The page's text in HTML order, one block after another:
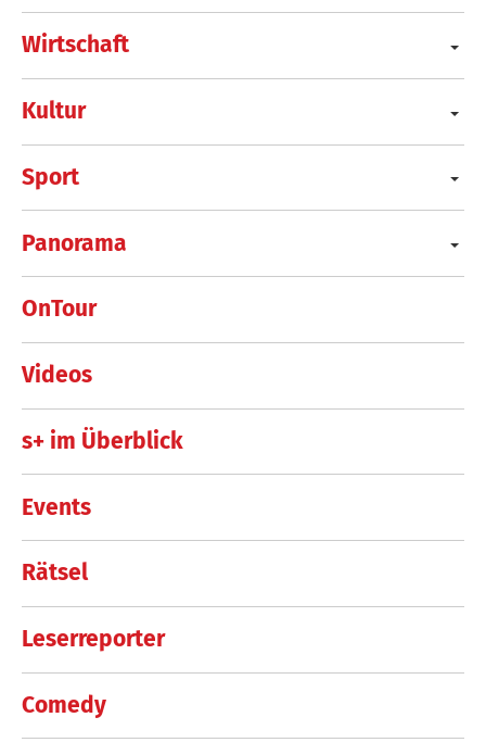
Wirtschaft
Kultur
Sport
Panorama
OnTour
Videos
s+ im Überblick
Events
Rätsel
Leserreporter
Comedy